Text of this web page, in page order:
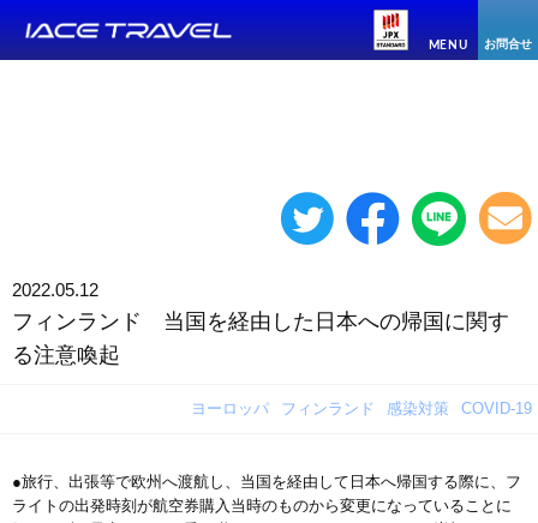
MENU お問合せ
2022.05.12
フィンランド 当国を経由した日本への帰国に関す
る注意喚起
ヨーロッパ フィンランド 感染対策 COVID-19
●旅行、出張等で欧州へ渡航し、当国を経由して日本へ帰国する際に、フ
ライトの出発時刻が航空券購入当時のものから変更になっていることに